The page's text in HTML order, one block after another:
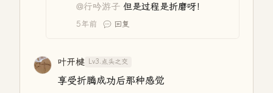
@行吟游子 但是过程是折磨呀！
5年前 回复
叶开楗 Lv3.点头之交
享受折腾成功后那种感觉